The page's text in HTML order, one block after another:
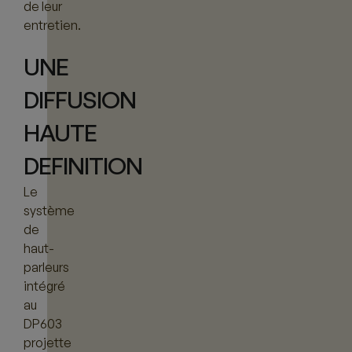
de leur
entretien.
UNE
DIFFUSION
HAUTE
DEFINITION
Le
système
de
haut-
parleurs
intégré
au
DP603
projette